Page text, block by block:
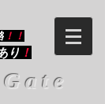
！！
り ！